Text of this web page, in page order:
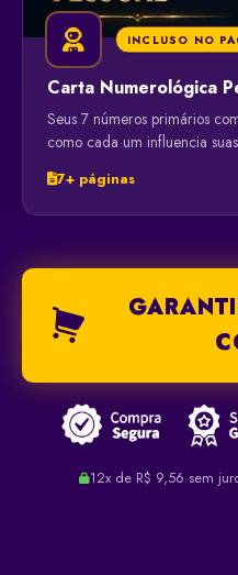
INCLUSO NO
Carta Numerológica
Seus 7 números primários
como cada um influencia
7+ páginas
12x de R$ 9,56 sem